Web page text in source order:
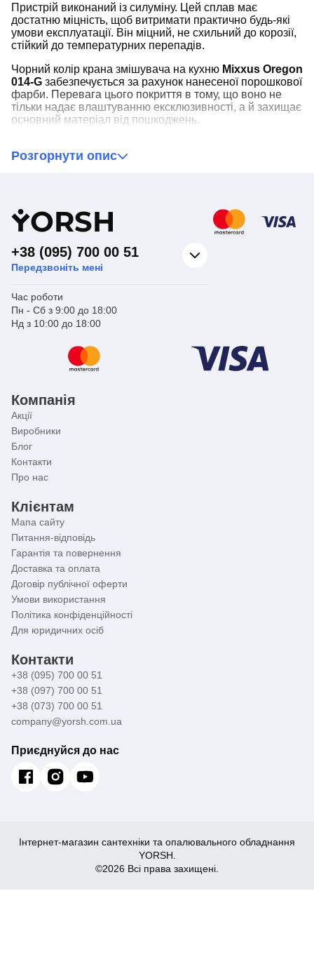
Пристрій виконаний із силуміну. Цей сплав має
достатню міцність, щоб витримати практично будь-які
умови експлуатації. Він міцний, не схильний до корозії,
стійкий до температурних перепадів.
Чорний колір крана змішувача на кухню Mixxus Oregon
014-G забезпечується за рахунок нанесеної порошкової
фарби. Перевага цього покриття в тому, що воно не
тільки надає влаштуванню ексклюзивності, а й захищає
основний матеріал від пошкоджень.
Gстане чудовим варіантом для глибокої кухонної
Розгорнути опис
YORSH
+38 (095) 700 00 51
Передзвоніть мені
Час роботи
Пн - Сб з 9:00 до 18:00
Нд з 10:00 до 18:00
Компанія
Акції
Виробники
Блог
Контакти
Про нас
Клієнтам
Мапа сайту
Питання-відповідь
Гарантія та повернення
Доставка та оплата
Договір публічної оферти
Умови використання
Політика конфіденційності
Для юридичних осіб
Контакти
+38 (095) 700 00 51
+38 (097) 700 00 51
+38 (073) 700 00 51
company@yorsh.com.ua
Приєднуйся до нас
Інтернет-магазин сантехніки та опалювального обладнання
YORSH.
©2026 Всі права захищені.